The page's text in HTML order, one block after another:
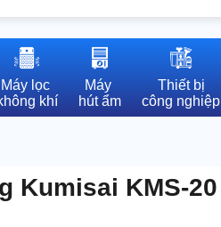
Máy lọc
khí
Máy
hút ẩm
Thiết bị
công nghiệp
Kumisai KMS-20